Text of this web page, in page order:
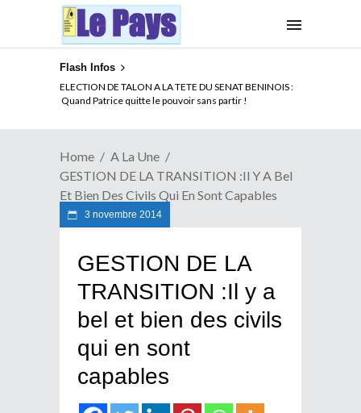
Flash Infos
ELECTION DE TALON A LA TETE DU SENAT BENINOIS :
Quand Patrice quitte le pouvoir sans partir !
Home
A La Une
GESTION DE LA TRANSITION :Il Y A Bel
Et Bien Des Civils Qui En Sont Capables
3 novembre 2014
GESTION DE LA
TRANSITION :Il y a
bel et bien des civils
qui en sont
capables